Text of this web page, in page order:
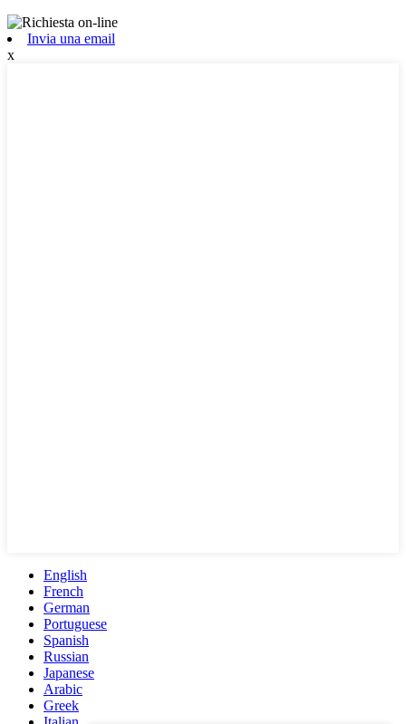
Invia una email
x
English
French
German
Portuguese
Spanish
Russian
Japanese
Arabic
Greek